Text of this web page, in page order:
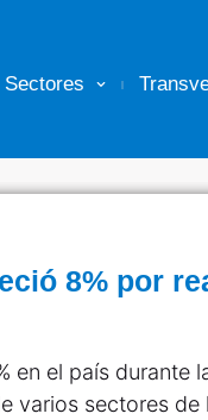
Sectores
8% por
en el país durante
varios sectores de